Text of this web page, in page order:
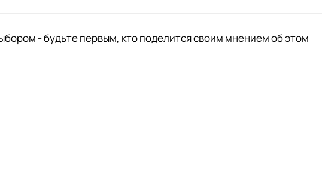
- будьте первым, кто поделится своим мнением об этом